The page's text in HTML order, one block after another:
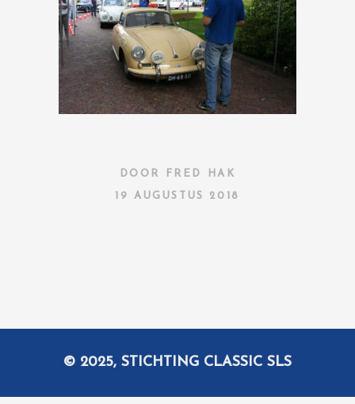
DOOR FRED HAK
19 AUGUSTUS 2018
© 2025, STICHTING CLASSIC SLS